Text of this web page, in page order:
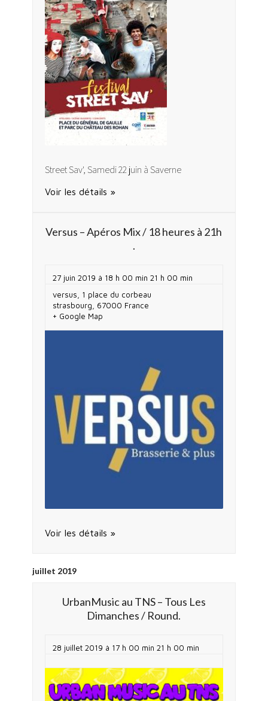
Street Sav', Samedi 22 juin à Saverne
Voir les détails »
Versus – Apéros Mix / 18 heures à 21h
.
27 juin 2019 à 18 h 00 min 21 h 00 min
versus, 1 place du corbeau
strasbourg
67000 France
+ Google Map
Voir les détails »
juillet 2019
UrbanMusic au TNS – Tous Les
Dimanches / Round.
28 juillet 2019 à 17 h 00 min 21 h 00 min